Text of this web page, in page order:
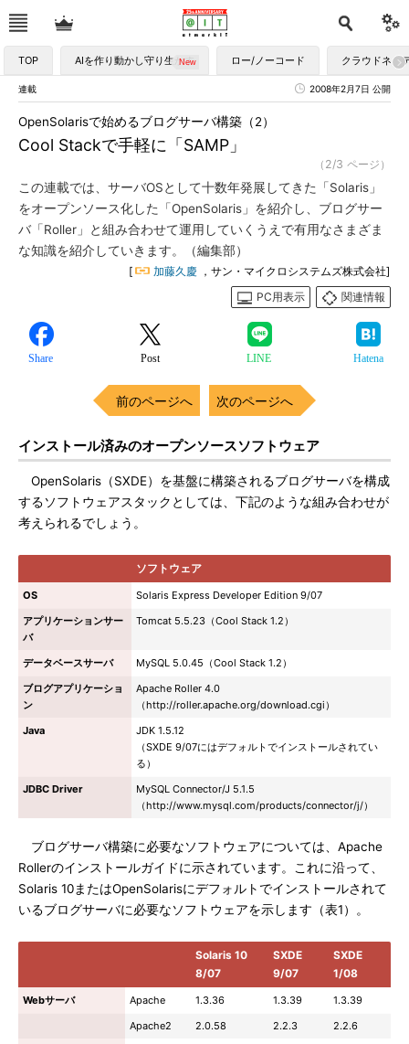
TOP AIを作り動かし守り生かす ロー/ノーコード クラウドネイ
連載 2008年2月7日 公開
Cool Stackで手軽に「SAMP」
OpenSolarisで始めるブログサーバ構築（2）
（2/3 ページ）
この連載では、サーバOSとして十数年発展してきた「Solaris」
をオープンソース化した「OpenSolaris」を紹介し、ブログサー
バ「Roller」と組み合わせて運用していくうえで有用なさまざま
な知識を紹介していきます。（編集部）
[ 加藤久慶 ，サン・マイクロシステムズ株式会社]
PC用表示
関連情報
Share Post LINE Hatena
前のページへ 次のページへ
インストール済みのオープンソースソフトウェア
OpenSolaris（SXDE）を基盤に構築されるブログサーバを構成
するソフトウェアスタックとしては、下記のような組み合わせが
考えられるでしょう。
ソフトウェア
OS
Solaris Express Developer Edition 9/07
アプリケーションサー
バ
Tomcat 5.5.23（Cool Stack 1.2）
データベースサーバ
MySQL 5.0.45（Cool Stack 1.2）
ブログアプリケーショ
ン
Apache Roller 4.0
（http://roller.apache.org/download.cgi）
Java
JDK 1.5.12
（SXDE 9/07にはデフォルトでインストールされてい
る）
JDBC Driver
MySQL Connector/J 5.1.5
（http://www.mysql.com/products/connector/j/）
ブログサーバ構築に必要なソフトウェアについては、Apache
Rollerのインストールガイドに示されています。これに沿って、
Solaris 10またはOpenSolarisにデフォルトでインストールされて
いるブログサーバに必要なソフトウェアを示します（表1）。
Solaris 10
8/07
SXDE
9/07
SXDE
1/08
Webサーバ Apache 1.3.36 1.3.39
1.3.39
Apache2
2.0.58 2.2.3
2.2.6